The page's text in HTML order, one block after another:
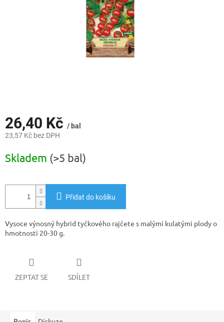
26,40 Kč / bal
23,57 Kč bez DPH
cena:
Skladem (>5 bal)
Přidat do košíku
Vysoce výnosný hybrid tyčkového rajčete s malými kulatými plody o
hmotnosti 20-30 g.
ZEPTAT SE SDÍLET